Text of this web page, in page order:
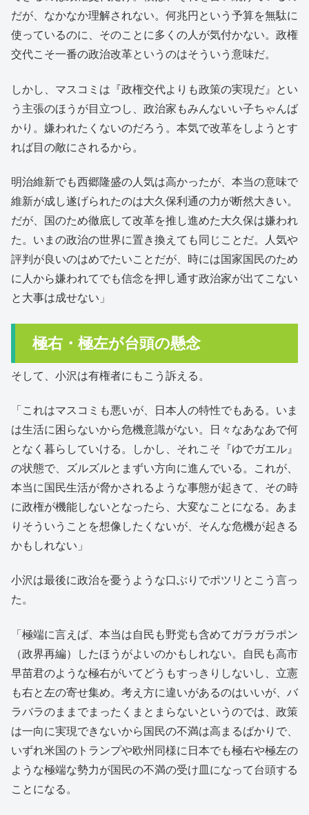
だが、なかなか理解されない。何兆円という予算を無駄に
使っているのに、そのことに多くの人が気付かない。政権
交代こそ一番の政治改革というのはそういう意味だ。
しかし、マスコミは『政権交代よりも政策の実現だ』とい
う主張のほうが目立つし、政治家もみんないい子ちゃんば
かり。嫌われたくないのだろう。本気で改革をしようとす
れば目の敵にされるから。
明治維新でも西郷隆盛の人気は高かったが、本当の意味で
維新が成し遂げられたのは大久保利通の力が断然大きい。
だが、国のため徹底して改革を推し進めた大久保は嫌われ
た。いまの政治の世界に置き換えても同じことだ。人気や
評判が良いのはめでたいことだが、時には国家国民のため
に人から嫌われてでも信念を押し通す政治家が出てこない
と大事は成せない」
極右・極左が台頭の懸念
そして、小沢は有権者にもこう訴える。
「これはマスコミも悪いが、日本人の特性でもある。いま
は生活に困らないから危機意識がない。日々なあなあで何
となく暮らしていける。しかし、それこそ『ゆでガエル』
の状態で、ズルズルとまずい方向に進んでいる。これが、
本当に国民生活が脅かされるような事態が起きて、その時
に政権が機能しないとなったら、大変なことになる。あま
りそういうことを想像したくないが、そんな危機が起きる
かもしれない」
小沢は最後に政治を憂うような口ぶりでポツリとこう言っ
た。
「極端に言えば、本当は自民も野党も含めてガラガラポン
（政界再編）したほうがよいのかもしれない。自民も高市
早苗君のような極右がいてどうもすっきりしないし、立憲
も右と左の寄せ集め。考え方に違いがあるのはいいが、バ
ラバラのままでまったくまとまらないというのでは、政策
は一向に実現できないから国民の不満は高まるばかりで、
いずれ米国のトランプや欧州同様に日本でも極右や極左の
ような極端な勢力が国民の不満の受け皿になって台頭する
ことになる。